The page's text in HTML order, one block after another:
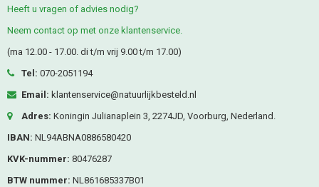
Heeft u vragen of advies nodig?
Neem contact op met onze klantenservice.
(ma 12.00 - 17.00. di t/m vrij 9.00 t/m 17.00)
Tel: 070-2051194
Email: klantenservice@natuurlijkbesteld.nl
Adres: Koningin Julianaplein 3, 2274JD, Voorburg, Nederland.
IBAN: NL94ABNA0886580420
KVK-nummer: 80476287
BTW nummer: NL861685337B01